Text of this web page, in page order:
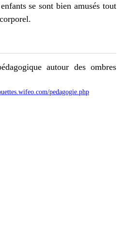
se sont bien amusés tout
autour des ombres
pedagogie.php